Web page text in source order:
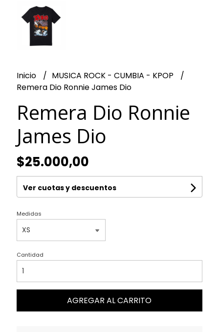
Inicio
MUSICA ROCK - CUMBIA - KPOP
Remera Dio Ronnie James Dio
Remera Dio Ronnie
James Dio
$25.000,00
Ver cuotas y descuentos
Medidas
Cantidad
AGREGAR AL CARRITO